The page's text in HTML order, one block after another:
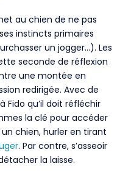
au chien de ne pas
instincts primaires
un jogger…). Les
seconde de réflexion
une montée en
redirigée. Avec de
Fido qu’il doit réfléchir
la clé pour accéder
un chien, hurler en tirant
. Par contre, s’asseoir
la laisse.